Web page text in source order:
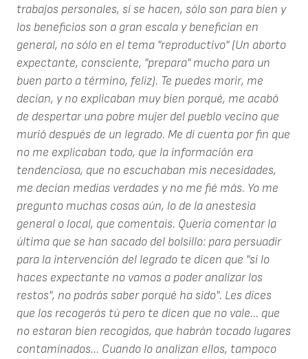
trabajos personales, si se hacen, sólo son para bien y
los beneficios son a gran escala y benefician en
general, no sólo en el tema "reproductivo" (Un aborto
expectante, consciente, "prepara" mucho para un
buen parto a término, feliz). Te puedes morir, me
decían, y no explicaban muy bien porqué, me acabó
de despertar una pobre mujer del pueblo vecino que
murió después de un legrado. Me di cuenta por fin que
no me explicaban todo, que la información era
tendenciosa, que no escuchaban mis necesidades,
me decían medias verdades y no me fié más. Yo me
pregunto muchas cosas aún, lo de la anestesia
general o local, que comentais. Quería comentar la
última que se han sacado del bolsillo: para persuadir
para la intervención del legrado te dicen que "si lo
haces expectante no vamos a poder analizar los
restos", no podrás saber porqué ha sido". Les dices
que los recogerás tú pero te dicen que no vale... que
no estaran bien recogidos, que habrán tocado lugares
contaminados... Cuando lo analizan ellos, tampoco